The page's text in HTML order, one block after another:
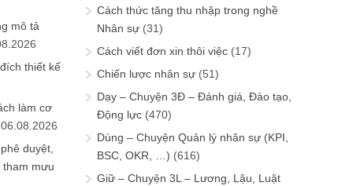
mô tả
thiết kế
làm cơ
06.08.2026
duyệt,
tham mưu
Cách thức tăng thu nhập trong nghề
Nhân sự (31)
Cách viết đơn xin thôi việc (17)
Chiến lược nhân sự (51)
Dạy – Chuyện 3Đ – Đánh giá, Đào tạo,
Động lực (470)
Dùng – Chuyện Quản lý nhân sự (KPI,
BSC, OKR, …) (616)
Giữ – Chuyện 3L – Lương, Lậu, Luật